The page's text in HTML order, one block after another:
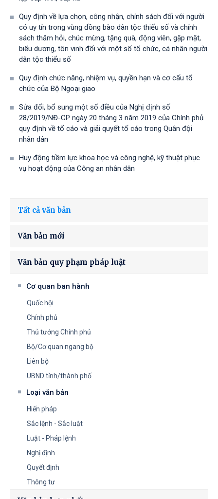
Quy định về lựa chọn, công nhận, chính sách đối với người
có uy tín trong vùng đồng bào dân tộc thiểu số và chính
sách thăm hỏi, chúc mừng, tặng quà, động viên, gặp mặt,
biểu dương, tôn vinh đối với một số tổ chức, cá nhân người
dân tộc thiểu số
Quy định chức năng, nhiệm vụ, quyền hạn và cơ cấu tổ
chức của Bộ Ngoại giao
Sửa đổi, bổ sung một số điều của Nghị định số
28/2019/NĐ-CР ngày 20 tháng 3 năm 2019 của Chính phủ
quy định về tố cáo và giải quyết tố cáo trong Quân đội
nhân dân
Huy động tiềm lực khoa học và công nghệ, kỹ thuật phục
vụ hoạt động của Công an nhân dân
Tất cả văn bản
Văn bản mới
Văn bản quy phạm pháp luật
Cơ quan ban hành
Quốc hội
Chính phủ
Thủ tướng Chính phủ
Bộ/Cơ quan ngang bộ
Liên bộ
UBND tỉnh/thành phố
Loại văn bản
Hiến pháp
Sắc lệnh - Sắc luật
Luật - Pháp lệnh
Nghị định
Quyết định
Thông tư